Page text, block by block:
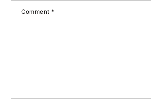
Comment*